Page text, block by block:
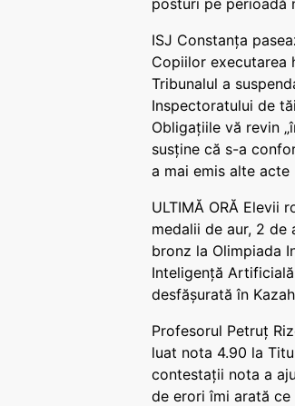
posturi pe perioadă
ISJ Constanța
Copiilor executarea
Tribunalul a
Inspectoratului de
Obligațiile vă revin
susține că s-a
a mai emis alte acte
ULTIMĂ ORĂ Elevii
medalii de aur, 2 de
bronz la Olimpiada
Inteligență
desfășurată în
Profesorul Petruț
luat nota 4.90 la
contestații nota a
de erori îmi arată